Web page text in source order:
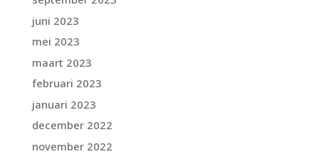
juni 2023
mei 2023
maart 2023
februari 2023
januari 2023
december 2022
november 2022